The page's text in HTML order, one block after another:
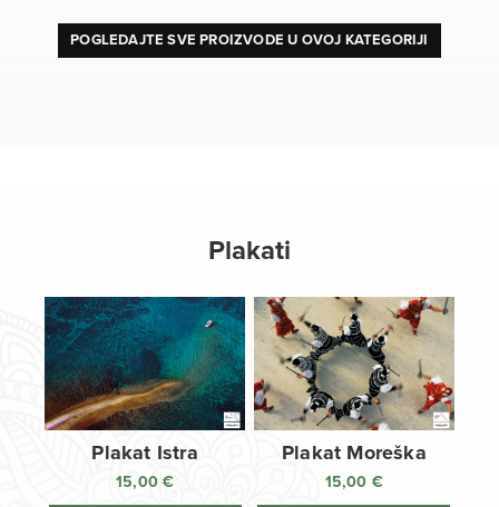
POGLEDAJTE SVE PROIZVODE U OVOJ KATEGORIJI
Plakati
Plakat Istra
15,00€
Plakat Moreška
15,00 €